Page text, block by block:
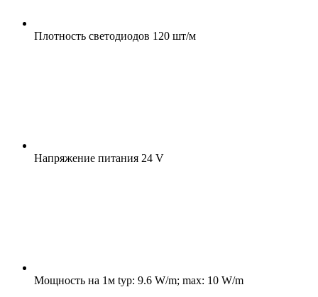
Плотность светодиодов 120 шт/м
Напряжение питания 24 V
Мощность на 1м typ: 9.6 W/m; max: 10 W/m